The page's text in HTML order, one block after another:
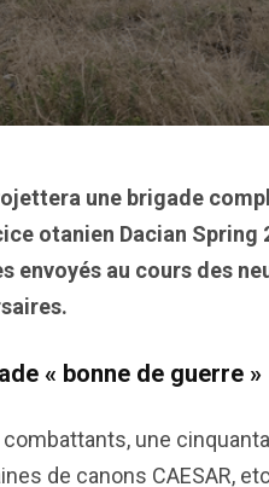
une brigade
otanien Dacian Spring
envoyés au cours des
« bonne de guerre »
une
de canons CAESAR,